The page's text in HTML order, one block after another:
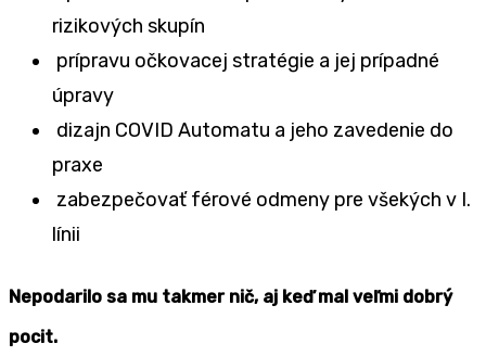
rizikových skupín
prípravu očkovacej stratégie a jej prípadné
úpravy
dizajn COVID Automatu a jeho zavedenie do
praxe
zabezpečovať férové odmeny pre všekých v I.
línii
Nepodarilo sa mu takmer nič, aj keď mal veľmi dobrý
pocit.